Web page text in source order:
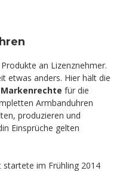
an Lizenznehmer.
etwas anders. Hier hält die
für die
Armbanduhren
produzieren und
Einsprüche gelten
startete im Frühling 2014